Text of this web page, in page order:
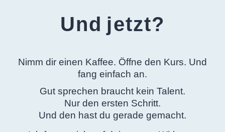
Und jetzt?
Nimm dir einen Kaffee. Öffne den Kurs. Und
fang einfach an.
Gut sprechen braucht kein Talent.
Nur den ersten Schritt.
Und den hast du gerade gemacht.